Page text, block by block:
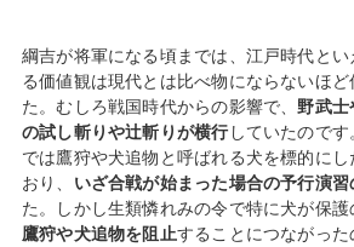
綱吉が将軍になる頃までは、江戸時代と
る価値観は現代とは比べ物にならないほ
た。むしろ戦国時代からの影響で、 野武士
の試し斬りや辻斬りが横行していたので
では鷹狩や犬追物と呼ばれる犬を標的に
おり、 いざ合戦が始まった場合の予行演習
た。しかし生類憐れみの令で特に犬が保
鷹狩や犬追物を阻止することにつながっ